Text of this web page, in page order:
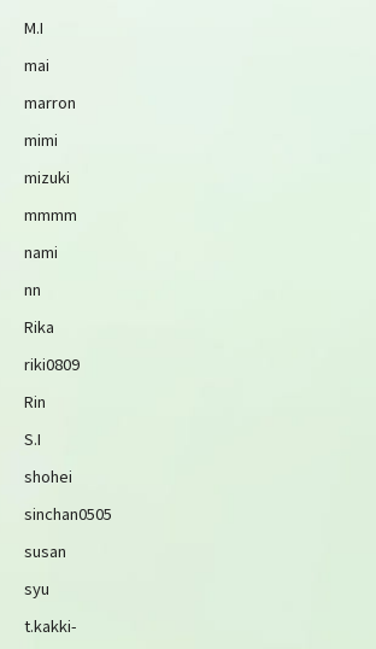
M.I
mai
marron
mimi
mizuki
mmmm
nami
nn
Rika
riki0809
Rin
S.I
shohei
sinchan0505
susan
syu
t.kakki-